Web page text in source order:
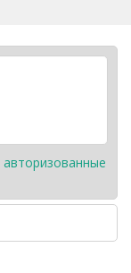
авторизованные